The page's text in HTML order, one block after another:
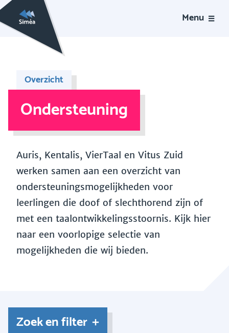
Menu
Overzicht
Ondersteuning
Auris, Kentalis, VierTaal en Vitus Zuid
werken samen aan een overzicht van
ondersteuningsmogelijkheden voor
leerlingen die doof of slechthorend zijn of
met een taalontwikkelingsstoornis. Kijk hier
naar een voorlopige selectie van
mogelijkheden die wij bieden.
Zoek en filter